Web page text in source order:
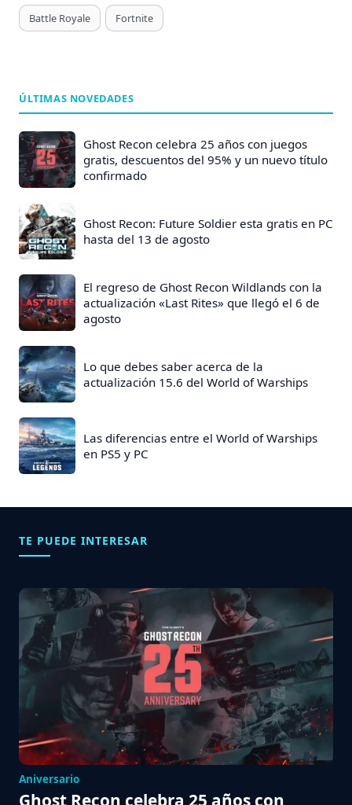
T
a
d
e
E
n
t
a
d
a
s
:
Battle Royale Fortnite
ÚLTIMAS NOVEDADES
Ghost Recon celebra 25 años con juegos
gratis, descuentos del 95% y un nuevo título
confirmado
Ghost Recon: Future Soldier esta gratis en PC
hasta del 13 de agosto
El regreso de Ghost Recon Wildlands con la
actualización «Last Rites» que llegó el 6 de
agosto
Lo que debes saber acerca de la
actualización 15.6 del World of Warships
Las diferencias entre el World of Warships
en PS5 y PC
TE PUEDE INTERESAR
Aniversario
Ghost Recon celebra 25 años con